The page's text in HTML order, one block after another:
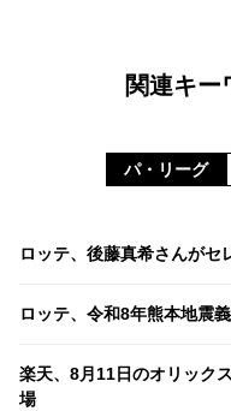
関連キー
パ・リーグ
ロッテ、後藤真希さんがセ
ロッテ、令和8年熊本地震
楽天、8月11日のオリック
場